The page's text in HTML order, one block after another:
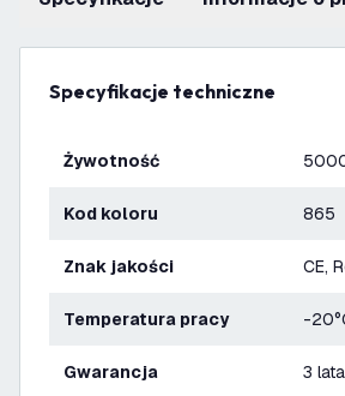
Specyfikacje techniczne
Żywotność
Kod koloru 865
Znak jakości CE,
Temperatura pracy -
Gwarancja 3 lata